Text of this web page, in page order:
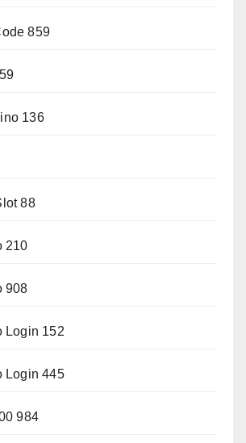
859
136
88
210
908
Login 152
Login 445
984